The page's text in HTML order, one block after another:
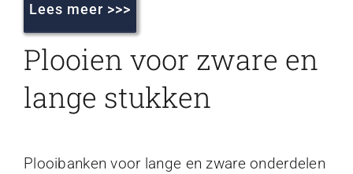
Lees meer >>>
Plooien voor zware en
lange stukken
Plooibanken voor lange en zware onderdelen